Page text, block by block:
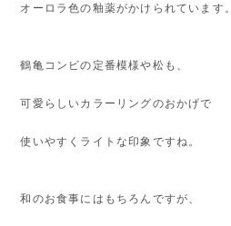
オーロラ色の釉薬がかけられています。
鶴亀コンビの定番模様や松も、
可愛らしいカラーリングのおかげで
使いやすくライトな印象ですね。
和のお食事にはもちろんですが、